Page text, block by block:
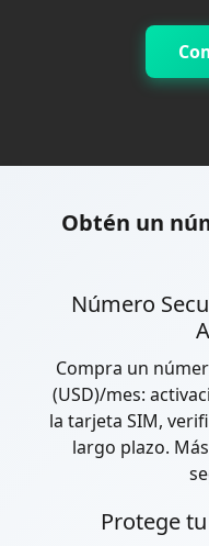
Obtén un
Número
Compra un
(USD)/mes:
la tarjeta SIM,
largo plazo.
Protege